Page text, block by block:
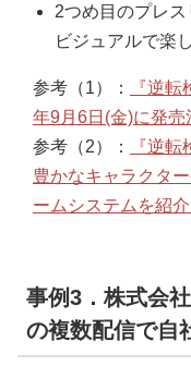
2つめ目のプレ
ビジュアルで楽
参考（1）：
『逆
年9月6日(金)に発売
参考（2）：
『逆
豊かなキャラクタ
ームシステムを紹介
事例3．株式会
の複数配信で自